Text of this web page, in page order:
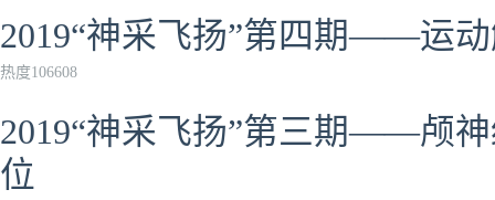
2019“神采飞扬”第四期——运
热度106608
2019“神采飞扬”第三期——颅
位